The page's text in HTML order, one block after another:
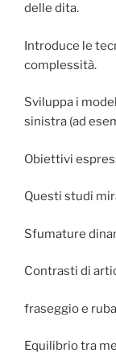
delle dita.
Introduce le
complessità.
Sviluppa i
sinistra (ad
Obiettivi
Questi studi
Sfumature
Contrasti di
fraseggio e
Equilibrio tra